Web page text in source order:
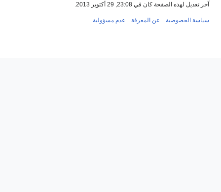
آخر تعديل لهذه الصفحة كان في 23:08, 29 أكتوبر 2013.
سياسة الخصوصية عن المعرفة عدم مسؤولية